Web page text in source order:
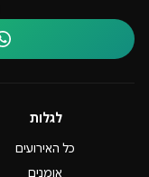
לגלות
כל האירועים
אומנים